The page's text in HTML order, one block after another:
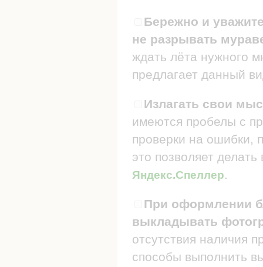
Бережно и
не разрывать
ждать лёта нужного
предлагает данный
Излагать свои
имеются пробелы с
проверки на ошибки,
это позволяет
Яндекс.Спеллер.
При оформлении
выкладывать
отсутствия наличия
способы выполнить